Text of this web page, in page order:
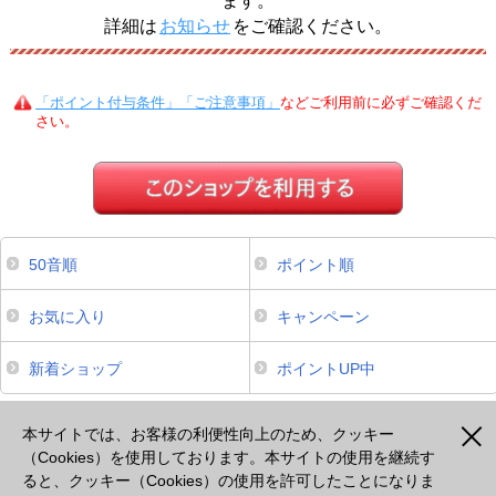
本サイトでは、お客様の利便性向上のため、クッキー
（Cookies）を使用しております。本サイトの使用を継続す
ると、クッキー（Cookies）の使用を許可したことになりま
詳細は お知らせ をご確認ください。
「ポイント付与条件」「ご注意事項」 などご利用前に必ずご確認くだ
さい。
50音順 ポイント順
お気に入り キャンペーン
新着ショップ ポイントUP中
注意事項 プライバシーポリシー セキュリティポリシー cookie等の使用について